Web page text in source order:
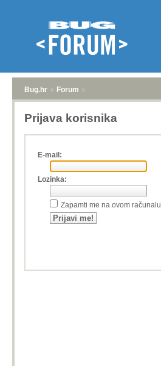
Bug.hr » Forum »
Prijava korisnika
E-mail:
Lozinka:
Zapamti me na ovom računalu